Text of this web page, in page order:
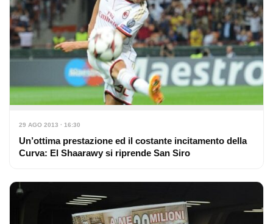
29 AGO 2013 · 16:30
Un’ottima prestazione ed il costante incitamento della
Curva: El Shaarawy si riprende San Siro